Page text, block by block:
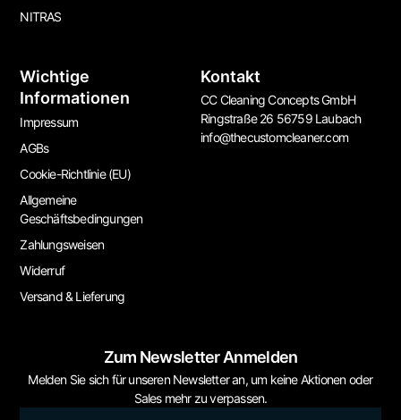
NITRAS
Wichtige
Informationen
Impressum
AGBs
Cookie-Richtlinie (EU)
Allgemeine
Geschäftsbedingungen
Zahlungsweisen
Widerruf
Versand & Lieferung
Kontakt
CC Cleaning Concepts GmbH
Ringstraße 26 56759 Laubach
info@thecustomcleaner.com
Zum Newsletter Anmelden
Melden Sie sich für unseren Newsletter an, um keine Aktionen oder
Sales mehr zu verpassen.